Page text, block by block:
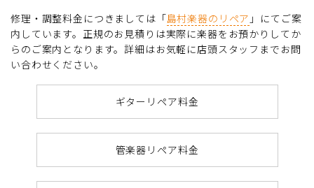
修理・調整料金につきましては「島村楽器のリペア 」にてご案
内しています。正規のお見積りは実際に楽器をお預かりしてか
らのご案内となります。詳細はお気軽に店頭スタッフまでお問
い合わせください。
ギターリペア料金
管楽器リペア料金